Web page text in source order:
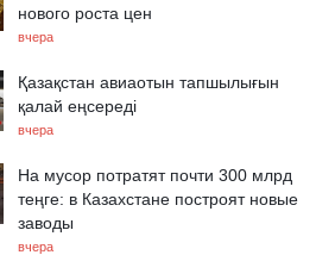
нового роста цен
вчера
Қазақстан авиаотын тапшылығын
қалай еңсереді
вчера
На мусор потратят почти 300 млрд
теңге: в Казахстане построят новые
заводы
вчера